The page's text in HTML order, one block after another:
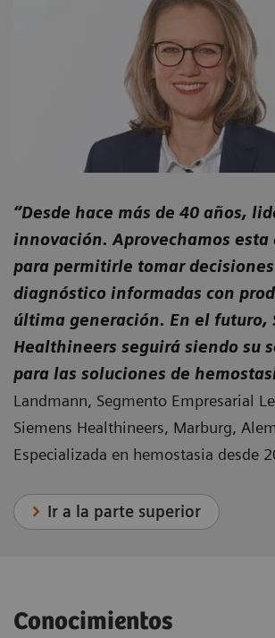
“Desde hace más de 40 años,
innovación. Aprovechamos
para permitirle tomar
diagnóstico informadas con
última generación. En el futuro,
Healthineers seguirá siendo su
para las soluciones de
Landmann, Segmento Empresarial
Siemens Healthineers, Marburg,
Especializada en hemostasia desde
Ir a la parte superior
Conocimientos